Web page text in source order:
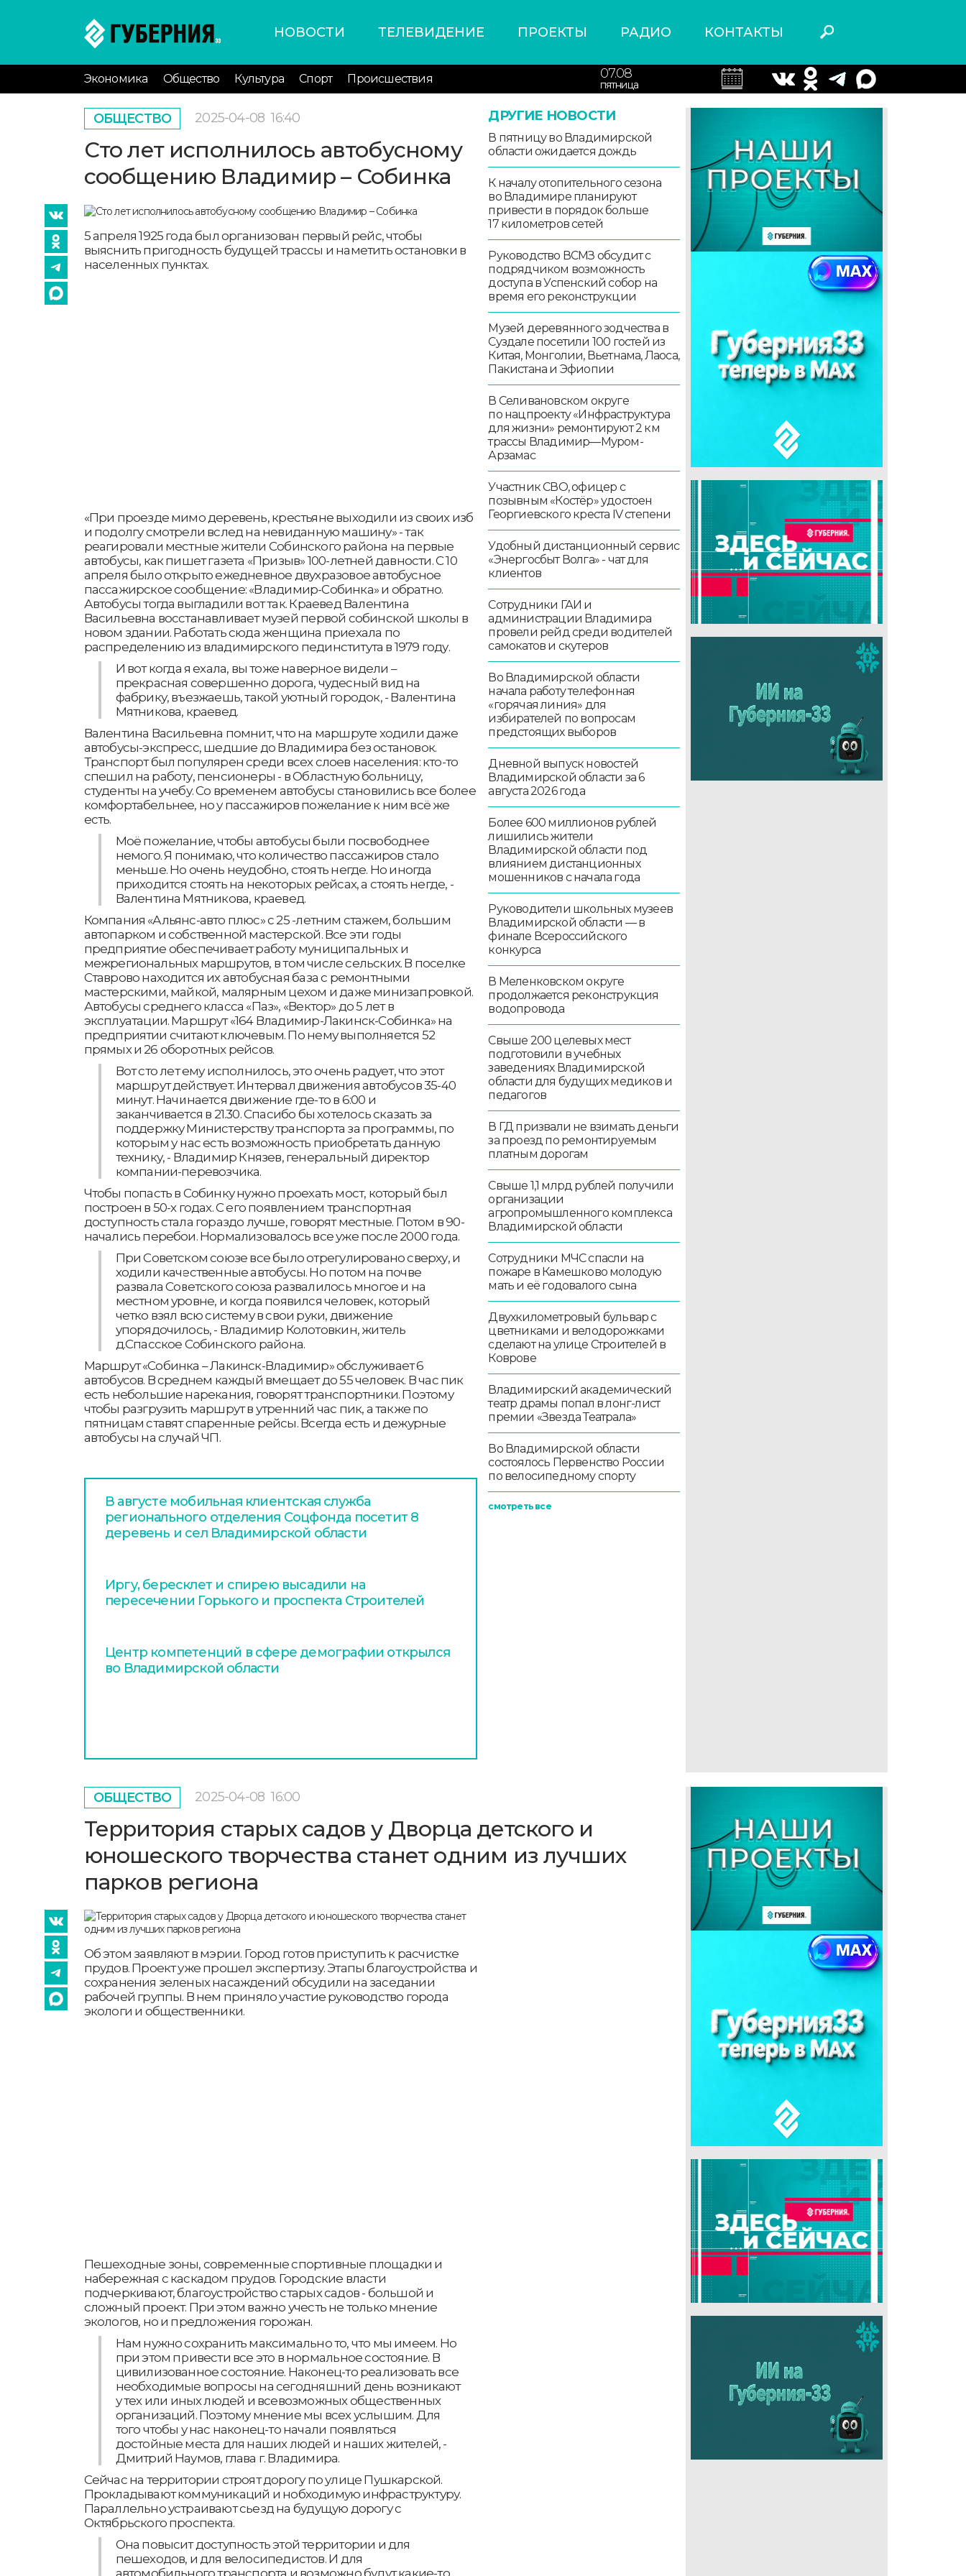
НОВОСТИ ТЕЛЕВИДЕНИЕ ПРОЕКТЫ РАДИО КОНТАКТЫ
Экономика Общество Культура Спорт Происшествия 07.08
пятница
ОБЩЕСТВО 2025-04-08 16:40
Сто лет исполнилось автобусному
сообщению Владимир – Собинка
5 апреля 1925 года был организован первый рейс, чтобы
выяснить пригодность будущей трассы и наметить остановки в
населенных пунктах.
«При проезде мимо деревень, крестьяне выходили из своих изб
и подолгу смотрели вслед на невиданную машину» - так
реагировали местные жители Собинского района на первые
автобусы, как пишет газета «Призыв» 100-летней давности. С 10
апреля было открыто ежедневное двухразовое автобусное
пассажирское сообщение: «Владимир-Собинка» и обратно.
Автобусы тогда выгладили вот так. Краевед Валентина
Васильевна восстанавливает музей первой собинской школы в
новом здании. Работать сюда женщина приехала по
распределению из владимирского пединститута в 1979 году.
И вот когда я ехала, вы тоже наверное видели –
прекрасная совершенно дорога, чудесный вид на
фабрику, въезжаешь, такой уютный городок, - Валентина
Мятникова, краевед.
Валентина Васильевна помнит, что на маршруте ходили даже
автобусы-экспресс, шедшие до Владимира без остановок.
Транспорт был популярен среди всех слоев населения: кто-то
спешил на работу, пенсионеры - в Областную больницу,
студенты на учебу. Со временем автобусы становились все более
комфортабельнее, но у пассажиров пожелание к ним всё же
есть.
Моё пожелание, чтобы автобусы были посвободнее
немого. Я понимаю, что количество пассажиров стало
меньше. Но очень неудобно, стоять негде. Но иногда
приходится стоять на некоторых рейсах, а стоять негде, -
Валентина Мятникова, краевед.
Компания «Альянс-авто плюс» с 25 -летним стажем, большим
автопарком и собственной мастерской. Все эти годы
предприятие обеспечивает работу муниципальных и
межрегиональных маршрутов, в том числе сельских. В поселке
Ставрово находится их автобусная база с ремонтными
мастерскими, майкой, малярным цехом и даже минизапровкой.
Автобусы среднего класса «Паз», «Вектор» до 5 лет в
эксплуатации. Маршрут «164 Владимир-Лакинск-Собинка» на
предприятии считают ключевым. По нему выполняется 52
прямых и 26 оборотных рейсов.
Вот сто лет ему исполнилось, это очень радует, что этот
маршрут действует. Интервал движения автобусов 35-40
минут. Начинается движение где-то в 6:00 и
заканчивается в 21.30. Спасибо бы хотелось сказать за
поддержку Министерству транспорта за программы, по
которым у нас есть возможность приобретать данную
технику, - Владимир Князев, генеральный директор
компании-перевозчика.
Чтобы попасть в Собинку нужно проехать мост, который был
построен в 50-х годах. С его появлением транспортная
доступность стала гораздо лучше, говорят местные. Потом в 90-
начались перебои. Нормализовалось все уже после 2000 года.
При Советском союзе все было отрегулировано сверху, и
ходили качественные автобусы. Но потом на почве
развала Советского союза развалилось многое и на
местном уровне, и когда появился человек, который
четко взял всю систему в свои руки, движение
упорядочилось, - Владимир Колотовкин, житель
д.Спасское Собинского района.
Маршрут «Собинка – Лакинск-Владимир» обслуживает 6
автобусов. В среднем каждый вмещает до 55 человек. В час пик
есть небольшие нарекания, говорят транспортники. Поэтому
чтобы разгрузить маршрут в утренний час пик, а также по
пятницам ставят спаренные рейсы. Всегда есть и дежурные
автобусы на случай ЧП.
В августе мобильная клиентская служба
регионального отделения Соцфонда посетит 8
деревень и сел Владимирской области
Иргу, бересклет и спирею высадили на
пересечении Горького и проспекта Строителей
Центр компетенций в сфере демографии открылся
во Владимирской области
ДРУГИЕ НОВОСТИ
В пятницу во Владимирской
области ожидается дождь
К началу отопительного сезона
во Владимире планируют
привести в порядок больше
17 километров сетей
Руководство ВСМЗ обсудит с
подрядчиком возможность
доступа в Успенский собор на
время его реконструкции
Музей деревянного зодчества в
Суздале посетили 100 гостей из
Китая, Монголии, Вьетнама, Лаоса,
Пакистана и Эфиопии
В Селивановском округе
по нацпроекту «Инфраструктура
для жизни» ремонтируют 2 км
трассы Владимир—Муром-
Арзамас
Участник СВО, офицер с
позывным «Костёр» удостоен
Георгиевского креста IV степени
Удобный дистанционный сервис
«Энергосбыт Волга» - чат для
клиентов
Сотрудники ГАИ и
администрации Владимира
провели рейд среди водителей
самокатов и скутеров
Во Владимирской области
начала работу телефонная
«горячая линия» для
избирателей по вопросам
предстоящих выборов
Дневной выпуск новостей
Владимирской области за 6
августа 2026 года
Более 600 миллионов рублей
лишились жители
Владимирской области под
влиянием дистанционных
мошенников с начала года
Руководители школьных музеев
Владимирской области — в
финале Всероссийского
конкурса
В Меленковском округе
продолжается реконструкция
водопровода
Свыше 200 целевых мест
подготовили в учебных
заведениях Владимирской
области для будущих медиков и
педагогов
В ГД призвали не взимать деньги
за проезд по ремонтируемым
платным дорогам
Свыше 1,1 млрд рублей получили
организации
агропромышленного комплекса
Владимирской области
Сотрудники МЧС спасли на
пожаре в Камешково молодую
мать и её годовалого сына
Двухкилометровый бульвар с
цветниками и велодорожками
сделают на улице Строителей в
Коврове
Владимирский академический
театр драмы попал в лонг-лист
премии «Звезда Театрала»
Во Владимирской области
состоялось Первенство России
по велосипедному спорту
смотреть все
ОБЩЕСТВО 2025-04-08 16:00
Территория старых садов у Дворца детского и
юношеского творчества станет одним из лучших
парков региона
Об этом заявляют в мэрии. Город готов приступить к расчистке
прудов. Проект уже прошел экспертизу. Этапы благоустройства и
сохранения зеленых насаждений обсудили на заседании
рабочей группы. В нем приняло участие руководство города
экологи и общественники.
Пешеходные зоны, современные спортивные площадки и
набережная с каскадом прудов. Городские власти
подчеркивают, благоустройство старых садов - большой и
сложный проект. При этом важно учесть не только мнение
экологов, но и предложения горожан.
Нам нужно сохранить максимально то, что мы имеем. Но
при этом привести все это в нормальное состояние. В
цивилизованное состояние. Наконец-то реализовать все
необходимые вопросы на сегодняшний день возникают
у тех или иных людей и всевозможных общественных
организаций. Поэтому мнение мы всех услышим. Для
того чтобы у нас наконец-то начали появляться
достойные места для наших людей и наших жителей, -
Дмитрий Наумов, глава г. Владимира.
Сейчас на территории строят дорогу по улице Пушкарской.
Прокладывают коммуникаций и нобходимую инфраструктуру.
Параллельно устраивают сьезд на будущую дорогу с
Октябрьского проспекта.
Она повысит доступность этой территории и для
пешеходов, и для велосипедистов. И для
автомобильного транспорта и возможно будут какие-то